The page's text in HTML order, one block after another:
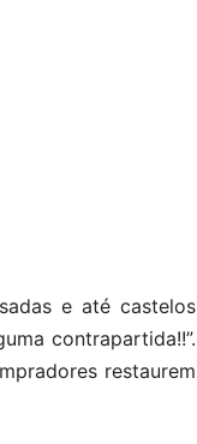
e até castelos
contrapartida!!”.
restaurem